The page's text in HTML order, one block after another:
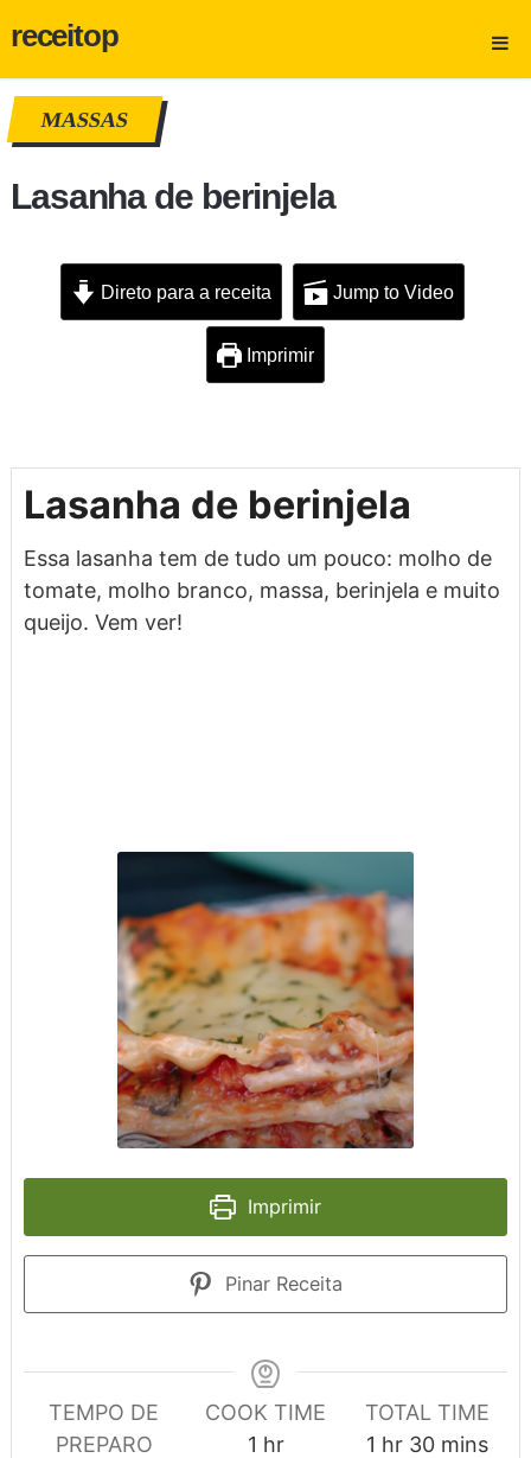
receitop
MASSAS
Lasanha de berinjela
Direto para a receita Jump to Video
Imprimir
Lasanha de berinjela
Essa lasanha tem de tudo um pouco: molho de
tomate, molho branco, massa, berinjela e muito
queijo. Vem ver!
Imprimir
Pinar Receita
TEMPO DE
PREPARO
COOK TIME
1 hour
hr
TOTAL TIME
1 hour
hr 30minutes
mins